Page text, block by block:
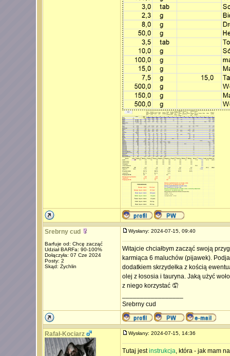
Srebrny cud
Barfuje od: Chcę zacząć
Udział BARFa: 90-100%
Dołączyła: 07 Cze 2024
Posty: 2
Skąd: Żychlin
Wysłany: 2024-07-15, 09:40
Witajcie chciałbym zacząć swoją
karmiąca 6 maluchów (pijawek).
dodatkiem skrzydełka z kością
olej z łososia i tauryna. Jaką użyć
z niego korzystać 🤦
Srebrny cud
Rafał-Kociarz Wysłany: 2024-07-15, 14:36
Tutaj jestinstrukcja, która - jak mam